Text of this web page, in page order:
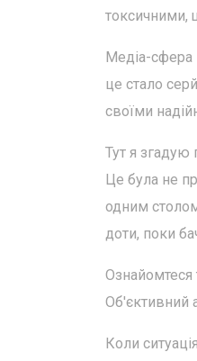
токсичними,
Медіа-сфера
це стало
своїми
Тут я згадую
Це була не
одним
доти, поки
Ознайомтеся
Об'єктивний
Коли